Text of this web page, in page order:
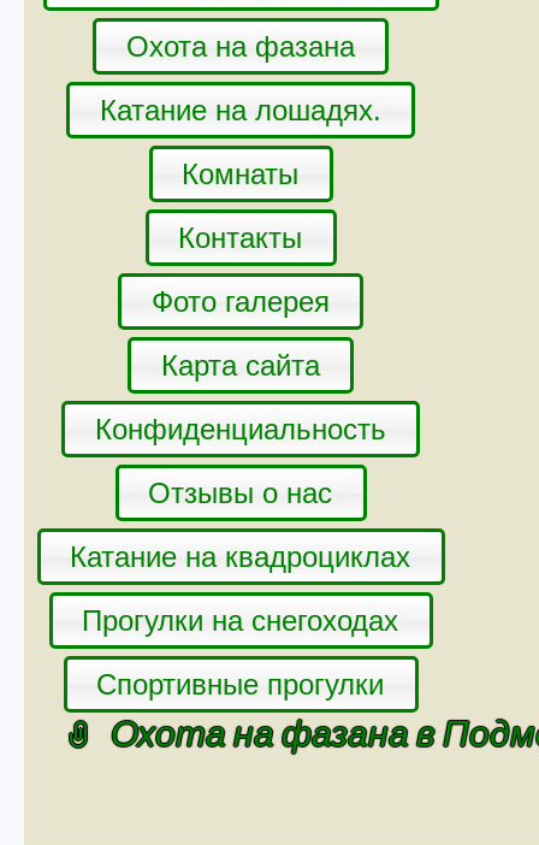
Охота на фазана
Катание на лошадях.
Комнаты
Контакты
Фото галерея
Карта сайта
Конфиденциальность
Отзывы о нас
Катание на квадроциклах
Прогулки на снегоходах
Спортивные прогулки
Охота на фазана в